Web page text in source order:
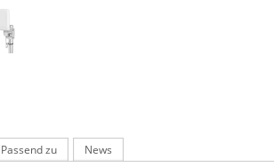
Passend zu News